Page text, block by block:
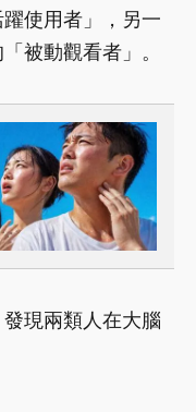
使用者」，另一
被動觀看者」。
現兩類人在大腦